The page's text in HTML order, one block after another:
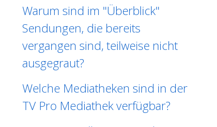
Warum sind im "Überblick"
Sendungen, die bereits
vergangen sind, teilweise nicht
ausgegraut?
Welche Mediatheken sind in der
TV Pro Mediathek verfügbar?